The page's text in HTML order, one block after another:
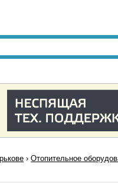
›Отопительное